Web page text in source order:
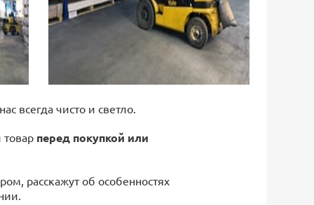
всегда чисто и светло.
товар перед покупкой или
расскажут об особенностях